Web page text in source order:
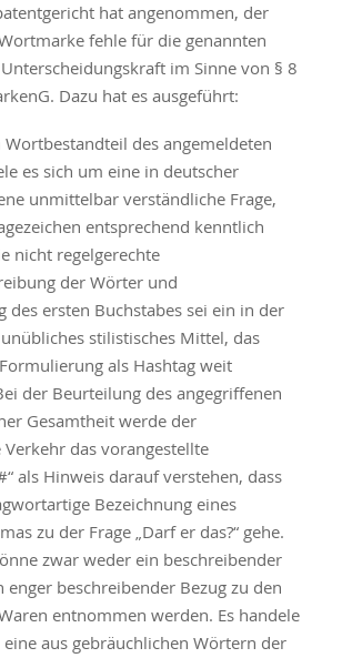
hat angenommen, der
fehle für die genannten
im Sinne von § 8
Dazu hat es ausgeführt:
des angemeldeten
es sich um eine in deutscher
unmittelbar verständliche Frage,
entsprechend kenntlich
nicht regelgerechte
der Wörter und
des ersten Buchstabes sei ein in der
stilistisches Mittel, das
als Hashtag weit
der Beurteilung des angegriffenen
Gesamtheit werde der
Verkehr das vorangestellte
als Hinweis darauf verstehen, dass
Bezeichnung eines
zu der Frage „Darf er das?“ gehe.
zwar weder ein beschreibender
enger beschreibender Bezug zu den
entnommen werden. Es handele
aus gebräuchlichen Wörtern der